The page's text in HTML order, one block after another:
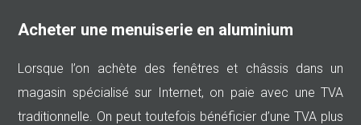
Acheter une menuiserie en aluminium
Lorsque l’on achète des fenêtres et châssis dans un
magasin spécialisé sur Internet, on paie avec une TVA
traditionnelle. On peut toutefois bénéficier d’une TVA plus